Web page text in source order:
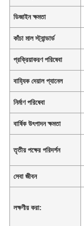
ডিজাইন ক্ষমতা
কাঁচা মাল স্ট্যান্ডার্ড
প্রক্রিয়াকরণ পরিষেবা
বাহ্যিক দেয়াল প্যানেল
নির্মাণ পরিষেবা
বার্ষিক উৎপাদন ক্ষমতা
তৃতীয় পক্ষের পরিদর্শন
সেবা জীবন
লক্ষণীয় করা: